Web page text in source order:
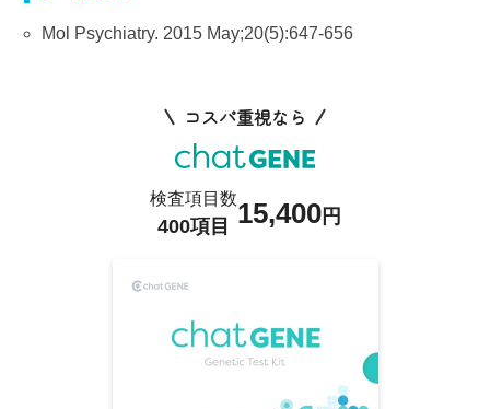
Mol Psychiatry. 2015 May;20(5):647-656
コスパ重視なら
検査項目数
400項目 15,400円